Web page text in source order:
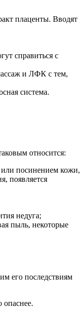
плаценты. Вводят
справиться с
и ЛФК с тем,
система.
относится:
или посинением кожи,
появляется
недуга;
пыль, некоторые
его последствиям
опаснее.